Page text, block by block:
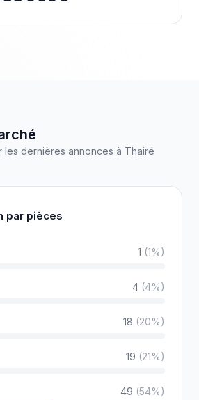
les dernières annonces à Thairé
par pièces
1 (1%)
4 (4%)
18 (20%)
19 (21%)
49 (54%)